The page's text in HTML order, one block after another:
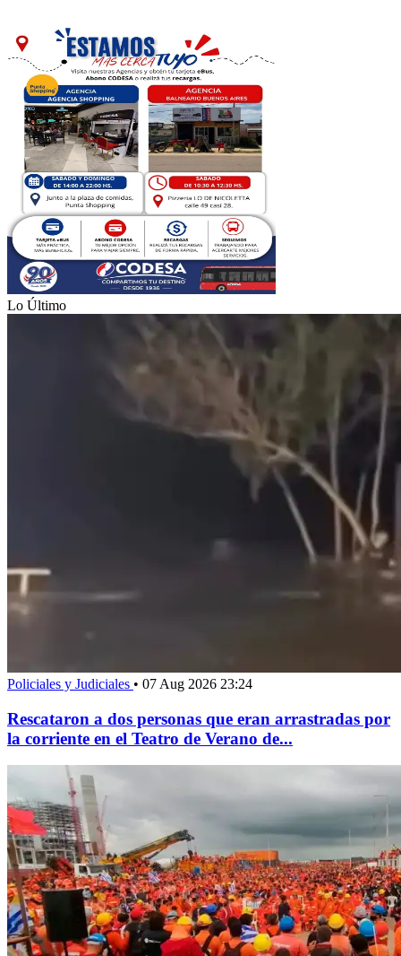
Lo Último
Policiales y Judiciales • 07 Aug 2026 23:24
Rescataron a dos personas que eran arrastradas por
la corriente en el Teatro de Verano de...